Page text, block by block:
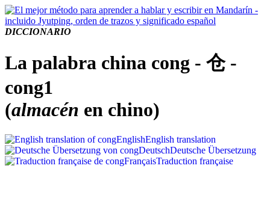
DICCIONARIO
La palabra china cong - 仓 -
cong1
(almacén en chino)
EnglishEnglish translation
DeutschDeutsche Übersetzung
FrançaisTraduction française